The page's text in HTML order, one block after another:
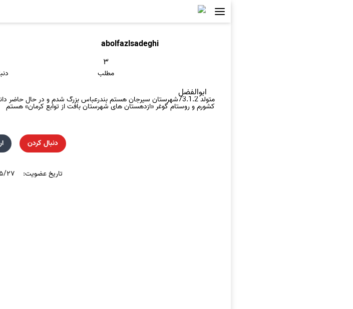
abolfazlsadeghi
۳
مطلب
ابوالفضل
متولد 73.1.2شهرستان سیرجان هستم بندرعباس بزرگ شدم و در حال
کشورم و روستام گوغر «ازدهستان های شهرستان بافت از توابع کرمان» هستم
دنبال کردن
تاریخ عضویت: